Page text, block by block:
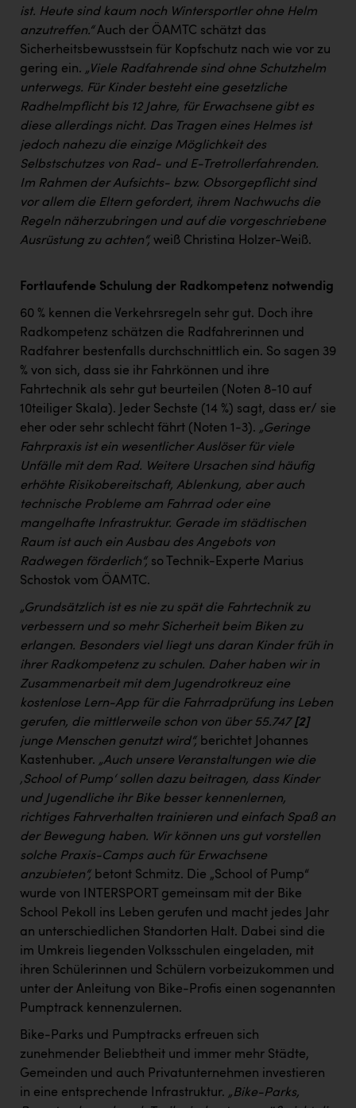
ist. Heute sind kaum noch Wintersportler ohne Helm
anzutreffen.“Auch der ÖAMTC schätzt das
Sicherheitsbewusstsein für Kopfschutz nach wie vor zu
gering ein. „Viele Radfahrende sind ohne Schutzhelm
unterwegs. Für Kinder besteht eine gesetzliche
Radhelmpflicht bis 12 Jahre, für Erwachsene gibt es
diese allerdings nicht. Das Tragen eines Helmes ist
jedoch nahezu die einzige Möglichkeit des
Selbstschutzes von Rad- und E-Tretrollerfahrenden.
Im Rahmen der Aufsichts- bzw. Obsorgepflicht sind
vor allem die Eltern gefordert, ihrem Nachwuchs die
Regeln näherzubringen und auf die vorgeschriebene
Ausrüstung zu achten“, weiß Christina Holzer-Weiß.
Fortlaufende Schulung der Radkompetenz notwendig
60 % kennen die Verkehrsregeln sehr gut. Doch ihre
Radkompetenz schätzen die Radfahrerinnen und
Radfahrer bestenfalls durchschnittlich ein. So sagen 39
% von sich, dass sie ihr Fahrkönnen und ihre
Fahrtechnik als sehr gut beurteilen (Noten 8-10 auf
10teiliger Skala). Jeder Sechste (14 %) sagt, dass er/ sie
eher oder sehr schlecht fährt (Noten 1-3). „Geringe
Fahrpraxis ist ein wesentlicher Auslöser für viele
Unfälle mit dem Rad. Weitere Ursachen sind häufig
erhöhte Risikobereitschaft, Ablenkung, aber auch
technische Probleme am Fahrrad oder eine
mangelhafte Infrastruktur. Gerade im städtischen
Raum ist auch ein Ausbau des Angebots von
Radwegen förderlich“, so Technik-Experte Marius
Schostok vom ÖAMTC.
„Grundsätzlich ist es nie zu spät die Fahrtechnik zu
verbessern und so mehr Sicherheit beim Biken zu
erlangen. Besonders viel liegt uns daran Kinder früh in
ihrer Radkompetenz zu schulen. Daher haben wir in
Zusammenarbeit mit dem Jugendrotkreuz eine
kostenlose Lern-App für die Fahrradprüfung ins Leben
gerufen, die mittlerweile schon von über 55.747[2]
junge Menschen genutzt wird“, berichtet Johannes
Kastenhuber. „Auch unsere Veranstaltungen wie die
‚School of Pump‘ sollen dazu beitragen, dass Kinder
und Jugendliche ihr Bike besser kennenlernen,
richtiges Fahrverhalten trainieren und einfach Spaß an
der Bewegung haben. Wir können uns gut vorstellen
solche Praxis-Camps auch für Erwachsene
anzubieten“, betont Schmitz. Die „School of Pump“
wurde von INTERSPORT gemeinsam mit der Bike
School Pekoll ins Leben gerufen und macht jedes Jahr
an unterschiedlichen Standorten Halt. Dabei sind die
im Umkreis liegenden Volksschulen eingeladen, mit
ihren Schülerinnen und Schülern vorbeizukommen und
unter der Anleitung von Bike-Profis einen sogenannten
Pumptrack kennenzulernen.
Bike-Parks und Pumptracks erfreuen sich
zunehmender Beliebtheit und immer mehr Städte,
Gemeinden und auch Privatunternehmen investieren
in eine entsprechende Infrastruktur. „Bike-Parks,